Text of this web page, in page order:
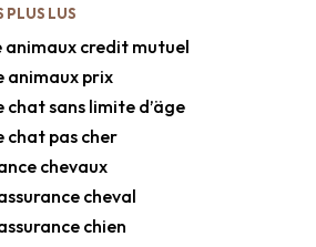
PLUS LUS
animaux credit mutuel
animaux prix
chat sans limite d’äge
chat pas cher
chevaux
cheval
chien